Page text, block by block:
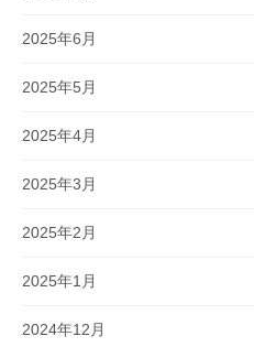
2025年6月
2025年5月
2025年4月
2025年3月
2025年2月
2025年1月
2024年12月